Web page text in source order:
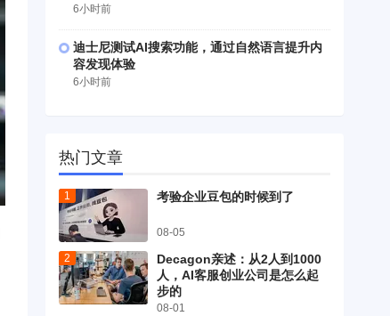
6小时前
迪士尼测试AI搜索功能，通过自然语言提升内
容发现体验
6小时前
热门文章
考验企业豆包的时候到了
08-05
Decagon亲述：从2人到1000
人，AI客服创业公司是怎么起
步的
08-01